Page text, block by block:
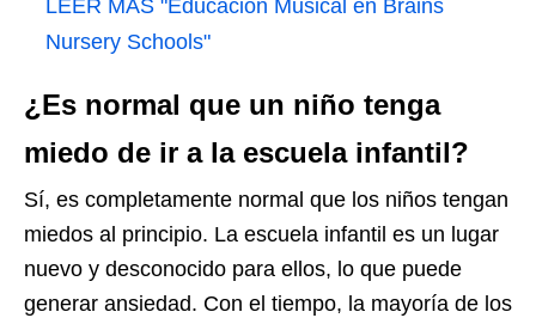
LEER MÁS "Educación Musical en Brains
Nursery Schools"
¿Es normal que un niño tenga
miedo de ir a la escuela infantil?
Sí, es completamente normal que los niños tengan
miedos al principio. La escuela infantil es un lugar
nuevo y desconocido para ellos, lo que puede
generar ansiedad. Con el tiempo, la mayoría de los